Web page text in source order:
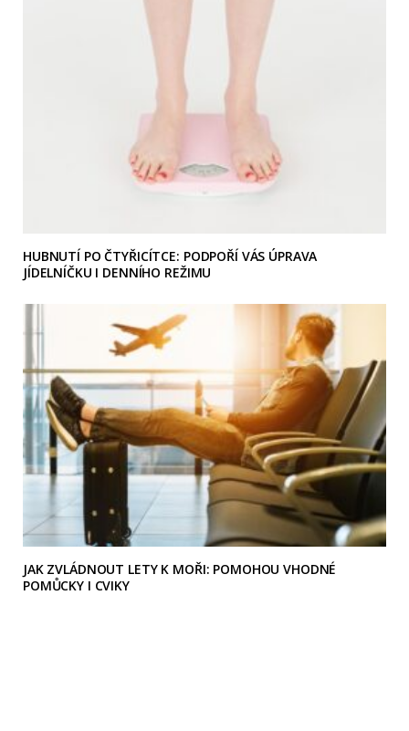
HUBNUTÍ PO ČTYŘICÍTCE: PODPOŘÍ VÁS ÚPRAVA
JÍDELNÍČKU I DENNÍHO REŽIMU
JAK ZVLÁDNOUT LETY K MOŘI: POMOHOU VHODNÉ
POMŮCKY I CVIKY